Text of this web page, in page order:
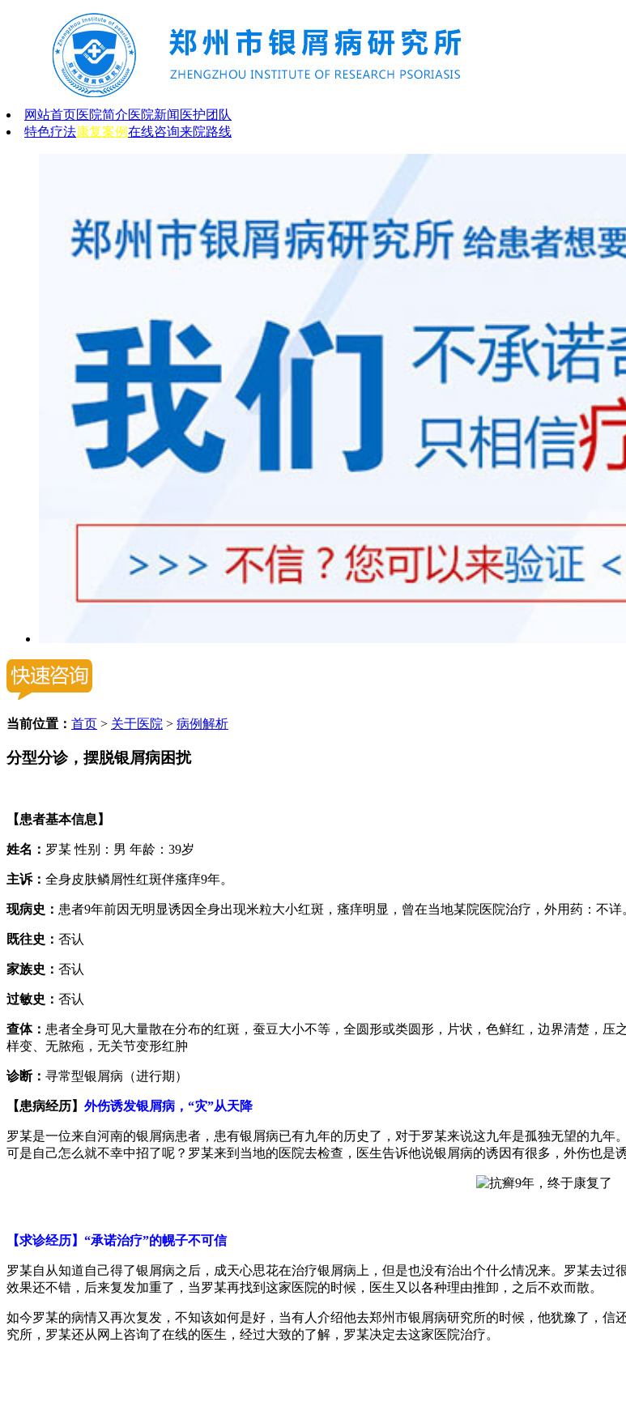
网站首页医院简介医院新闻 医护团队
特色疗法康复案例在线咨询来院路线
当前位置： 首页 > 关于医院 > 病例解析
分型分诊，摆脱银屑病困扰
【患者基本信息】
姓名： 罗某 性别：男 年龄：39岁
主诉： 全身皮肤鳞屑性红斑伴瘙痒9年。
现病史： 患者9年前因无明显诱因全身出现米粒大小红斑，瘙痒明显，曾在当地某院医院治疗，外用药：不
既往史： 否认
家族史： 否认
过敏史： 否认
查体： 患者全身可见大量散在分布的红斑，蚕豆大小不等，全圆形或类圆形，片状，色鲜红，边界清楚，
样变、无脓疱，无关节变形红肿
诊断： 寻常型银屑病（进行期）
【患病经历】 外伤诱发银屑病，“灾”从天降
罗某是一位来自河南的银屑病患者，患有银屑病已有九年的历史了，对于罗某来说这九年是孤独无望的九年
可是自己怎么就不幸中招了呢？罗某来到当地的医院去检查，医生告诉他说银屑病的诱因有很多，外伤也是
【求诊经历】“承诺治疗”的幌子不可信
罗某自从知道自己得了银屑病之后，成天心思花在治疗银屑病上，但是也没有治出个什么情况来。罗某去
效果还不错，后来复发加重了，当罗某再找到这家医院的时候，医生又以各种理由推卸，之后不欢而散。
如今罗某的病情又再次复发，不知该如何是好，当有人介绍他去郑州市银屑病研究所的时候，他犹豫了，
究所，罗某还从网上咨询了在线的医生，经过大致的了解，罗某决定去这家医院治疗。